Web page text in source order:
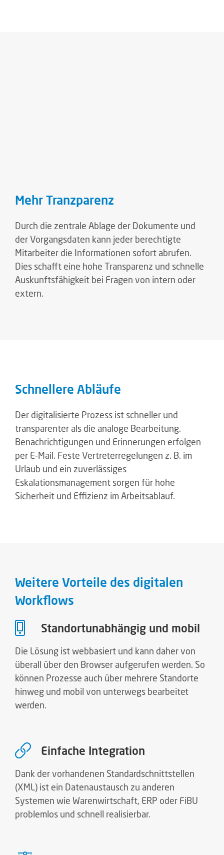
extern.
Schnellere Abläufe
Eskalationsmanagement sorgen für hohe
Sicherheit und Effizienz im Arbeitsablauf.
Weitere Vorteile des digitalen
Workflows
können Prozesse auch über mehrere Standorte
hinweg und mobil von unterwegs bearbeitet
werden.
Einfache Integration
Dank der vorhandenen Standardschnittstellen
(XML) ist ein Datenaustausch zu anderen
Systemen wie Warenwirtschaft, ERP oder FiBU
Rechtskonforme Archivierung
Durch eine Integration in das PROXESS Archiv
werden alle Dokumente gemeinsam mit Ihren
Vorgangsdaten rechtskonform archiviert und
werden.